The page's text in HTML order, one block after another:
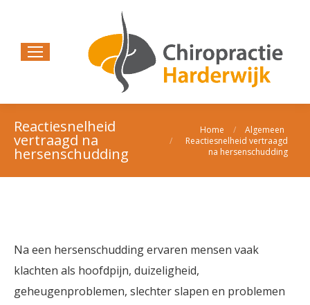
Reactiesnelheid
vertraagd na
hersenschudding
Je bent hier:Home
Algemeen
Reactiesnelheid vertraagd
na hersenschudding
Na een hersenschudding ervaren mensen vaak
klachten als hoofdpijn, duizeligheid,
geheugenproblemen, slechter slapen en problemen